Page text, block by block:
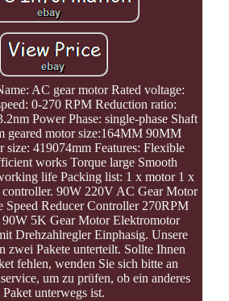
AC gear motor Rated voltage:
0-270 RPM Reduction ratio:
Power Phase: single-phase Shaft
geared motor size:164MM 90MM
size: 419074mm Features: Flexible
works Torque large Smooth
life Packing list: 1 x motor 1 x
controller. 90W 220V AC Gear Motor
Speed Reducer Controller 270RPM
5K Gear Motor Elektromotor
Drehzahlregler Einphasig. Unsere
zwei Pakete unterteilt. Sollte Ihnen
fehlen, wenden Sie sich bitte an
um zu prüfen, ob ein anderes
Paket unterwegs ist.